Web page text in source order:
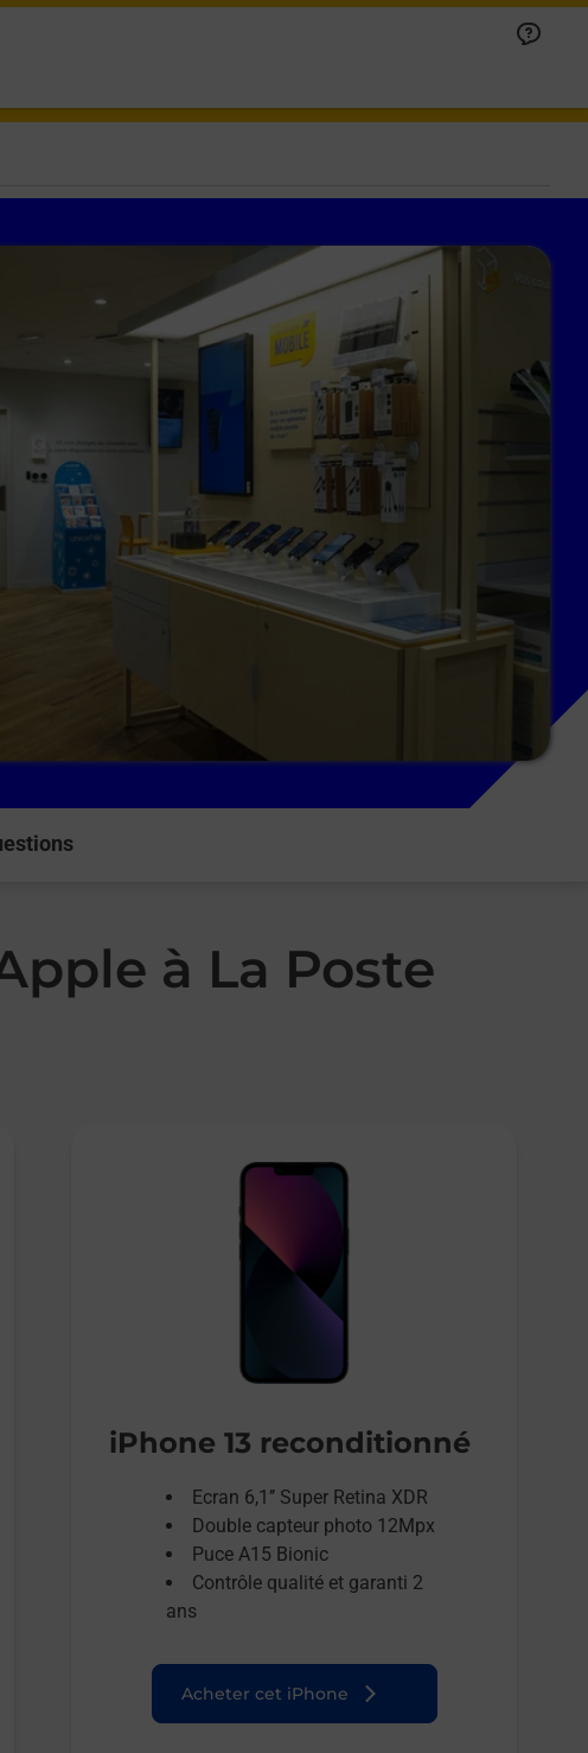
à La Poste
iPhone 13 reconditionné
Ecran 6,1’’ Super Retina XDR
Double capteur photo 12Mpx
Puce A15 Bionic
Contrôle qualité et garanti 2
ans
Acheter cet iPhone